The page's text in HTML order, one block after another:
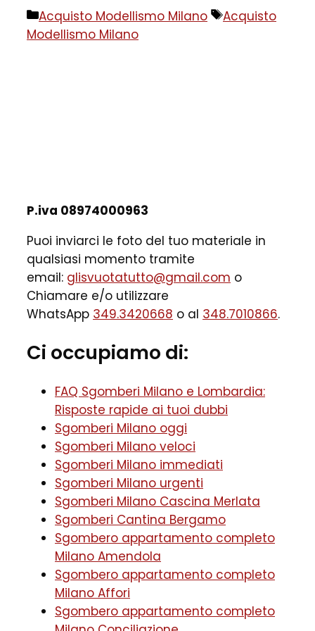
Categorie
Acquisto Modellismo Milano Tag
Acquisto
Modellismo Milano
P.iva 08974000963
Puoi inviarci le foto del tuo materiale in
qualsiasi momento tramite
email: glisvuotatutto@gmail.com o
Chiamare e/o utilizzare
WhatsApp 349.3420668 o al 348.7010866.
Ci occupiamo di:
FAQ Sgomberi Milano e Lombardia:
Risposte rapide ai tuoi dubbi
Sgomberi Milano oggi
Sgomberi Milano veloci
Sgomberi Milano immediati
Sgomberi Milano urgenti
Sgomberi Milano Cascina Merlata
Sgomberi Cantina Bergamo
Sgombero appartamento completo
Milano Amendola
Sgombero appartamento completo
Milano Affori
Sgombero appartamento completo